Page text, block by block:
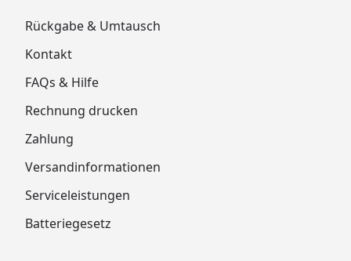
Rückgabe & Umtausch
Kontakt
FAQs & Hilfe
Rechnung drucken
Zahlung
Versandinformationen
Serviceleistungen
Batteriegesetz